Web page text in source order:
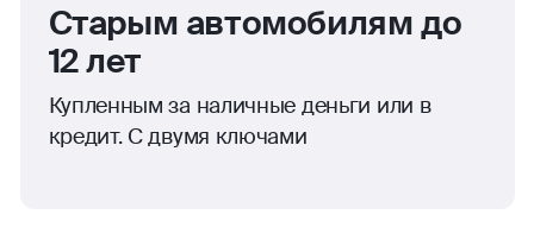
Старым автомобилям до
12 лет
Купленным за наличные деньги или в
кредит. С двумя ключами